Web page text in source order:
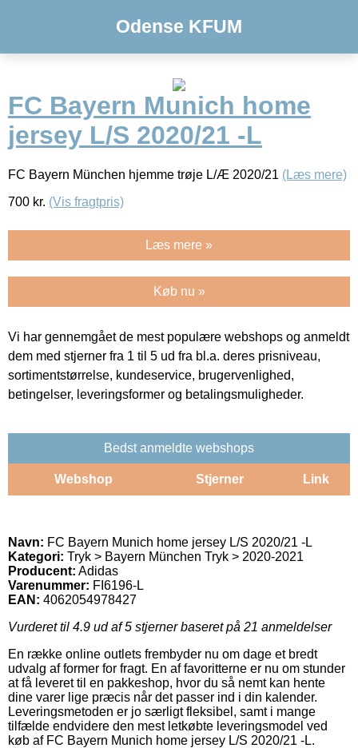
Odense KFUM
FC Bayern Munich home
jersey L/S 2020/21 -L
FC Bayern München hjemme trøje L/Æ 2020/21 (Læs mere)
700 kr. (Vis fragtpris)
Læs mere »
Køb nu »
Vi har gennemgået de mest populære webshops og anmeldt
dem med stjerner fra 1 til 5 ud fra bl.a. deres prisniveau,
sortimentstørrelse, kundeservice, brugervenlighed,
betingelser, leveringsformer og betalingsmuligheder.
Bedst anmeldte webshops
Webshop Stjerner Link
Navn: FC Bayern Munich home jersey L/S 2020/21 -L
Kategori: Tryk > Bayern München Tryk > 2020-2021
Producent: Adidas
Varenummer: FI6196-L
EAN: 4062054978427
Vurderet til 4.9 ud af 5 stjerner baseret på 21 anmeldelser
En række online outlets frembyder nu om dage et bredt
udvalg af former for fragt. En af favoritterne er nu om stunder
at få leveret til en pakkeshop, hvor du så nemt kan hente
dine varer lige præcis når det passer ind i din kalender.
Leveringsmetoden er jo særligt fleksibel, samt i mange
tilfælde endvidere den mest letkøbte leveringsmodel ved
køb af FC Bayern Munich home jersey L/S 2020/21 -L.